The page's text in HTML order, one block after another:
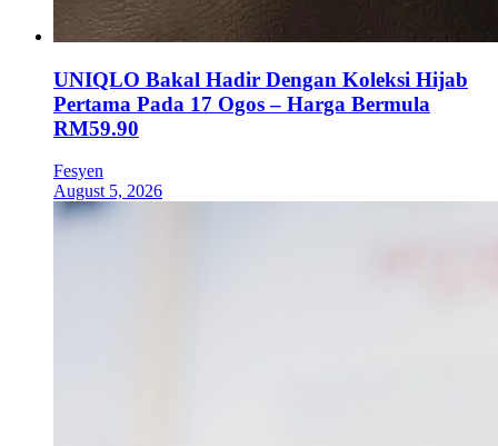
UNIQLO Bakal Hadir Dengan Koleksi Hijab
Pertama Pada 17 Ogos – Harga Bermula
RM59.90
Fesyen
August 5, 2026